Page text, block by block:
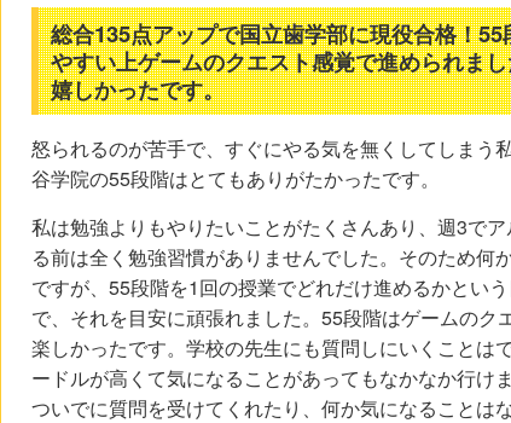
総合135点アップで国立歯学部に現役合格！
やすい上ゲームのクエスト感覚で進められま
嬉しかったです。
怒られるのが苦手で、すぐにやる気を無くしてしまう
谷学院の55段階はとてもありがたかったです。
私は勉強よりもやりたいことがたくさんあり、週3で
る前は全く勉強習慣がありませんでした。そのため何
ですが、55段階を1回の授業でどれだけ進めるかとい
で、それを目安に頑張れました。55段階はゲームのク
楽しかったです。学校の先生にも質問しにいくことは
ードルが高くて気になることがあってもなかなか行け
ついでに質問を受けてくれたり、何か気になることは